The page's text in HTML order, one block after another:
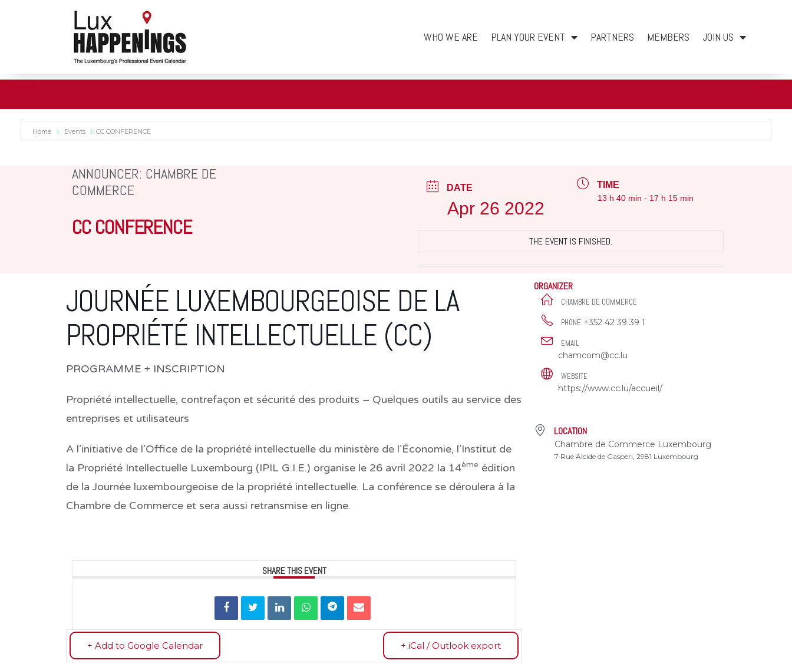
WHO WE ARE PLAN YOUR EVENT PARTNERS MEMBERS JOIN US
Home Events CC CONFERENCE
ANNOUNCER: CHAMBRE DE
COMMERCE
CC CONFERENCE
DATE
Apr 26 2022
TIME
13 h 40 min - 17 h 15 min
THE EVENT IS FINISHED.
JOURNÉE LUXEMBOURGEOISE DE LA
PROPRIÉTÉ INTELLECTUELLE (CC)
PROGRAMME + INSCRIPTION
Propriété intellectuelle, contrefaçon et sécurité des produits – Quelques outils au service des
entreprises et utilisateurs
A l’initiative de l’Office de la propriété intellectuelle du ministère de l’Économie, l’Institut de
la Propriété Intellectuelle Luxembourg (IPIL G.I.E.) organise le 26 avril 2022 la 14ème édition
de la Journée luxembourgeoise de la propriété intellectuelle. La conférence se déroulera à la
Chambre de Commerce et sera aussi retransmise en ligne.
SHARE THIS EVENT
+ Add to Google Calendar + iCal / Outlook export
ORGANIZER
CHAMBRE DE COMMERCE
PHONE +352 42 39 39 1
EMAIL
chamcom@cc.lu
WEBSITE
https://www.cc.lu/accueil/
LOCATION
Chambre de Commerce Luxembourg
7 Rue Alcide de Gasperi, 2981 Luxembourg